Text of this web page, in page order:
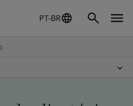
PT-BR